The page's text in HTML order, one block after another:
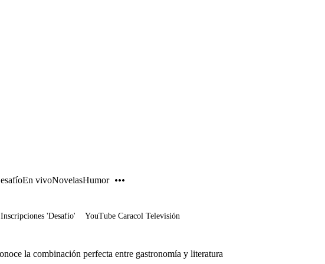
En vivoNovelasHumor
Inscripciones 'Desafío' YouTube Caracol Televisión
la combinación perfecta entre gastronomía y literatura